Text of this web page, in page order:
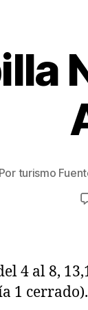
Por turismo
4 al 8,
1 cerrado).